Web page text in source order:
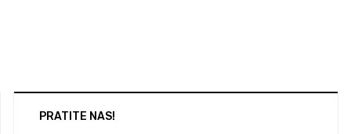
PRATITE NAS!